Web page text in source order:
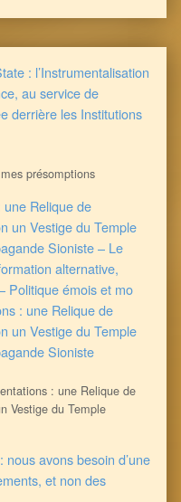
: l’Instrumentalisation
au service de
derrière les Institutions
présomptions
Relique de
un Vestige du Temple
Sioniste – Le
alternative,
Politique émois et mo
: une Relique de
un Vestige du Temple
Sioniste
: une Relique de
Vestige du Temple
nous avons besoin d’une
et non des